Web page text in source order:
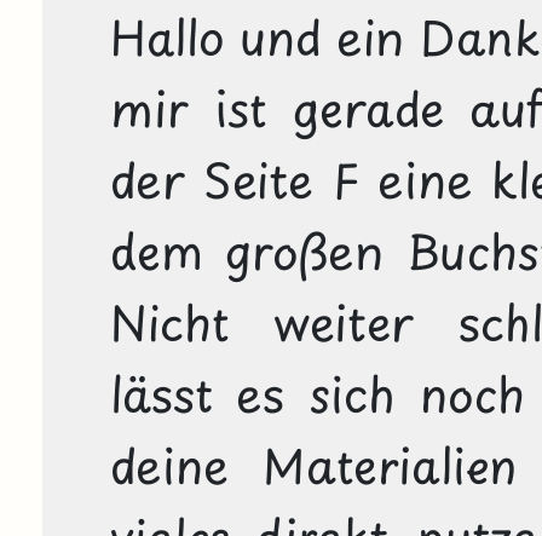
Hallo und ein
mir ist gerade
der Seite F eine
dem großen
Nicht weiter
lässt es sich
deine